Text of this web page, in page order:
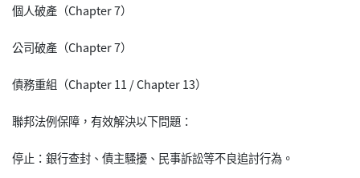
個人破產（Chapter 7）
公司破產（Chapter 7）
債務重組（Chapter 11 / Chapter 13）
聯邦法例保障，有效解決以下問題：
停止：銀行查封、債主騷擾、民事訴訟等不良追討行為。